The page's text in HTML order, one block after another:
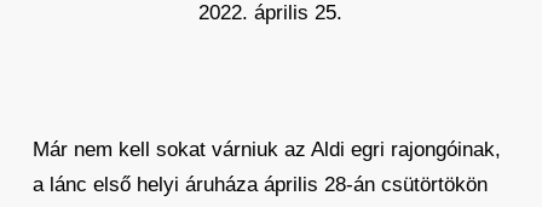
2022. április 25.
Már nem kell sokat várniuk az Aldi egri rajongóinak,
a lánc első helyi áruháza április 28-án csütörtökön